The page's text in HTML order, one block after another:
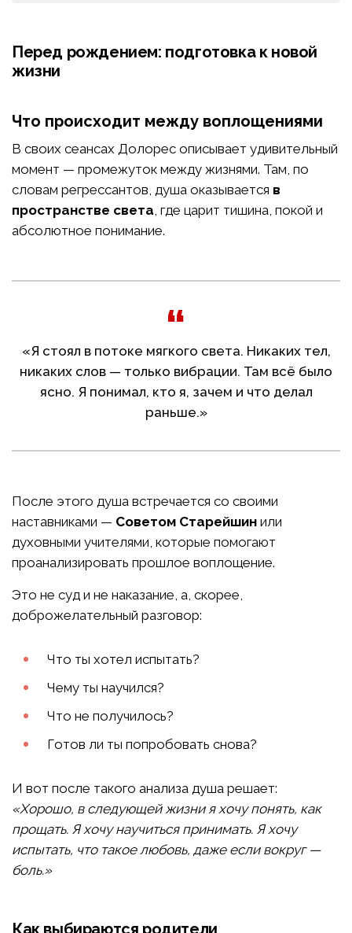
Перед рождением: подготовка к новой
жизни
Что происходит между воплощениями
В своих сеансах Долорес описывает удивительный
момент — промежуток между жизнями. Там, по
словам регрессантов, душа оказывается в
пространстве света, где царит тишина, покой и
абсолютное понимание.
«Я стоял в потоке мягкого света. Никаких тел,
никаких слов — только вибрации. Там всё было
ясно. Я понимал, кто я, зачем и что делал
раньше.»
После этого душа встречается со своими
наставниками — Советом Старейшин или
духовными учителями, которые помогают
проанализировать прошлое воплощение.
Это не суд и не наказание, а, скорее,
доброжелательный разговор:
Что ты хотел испытать?
Чему ты научился?
Что не получилось?
Готов ли ты попробовать снова?
И вот после такого анализа душа решает:
«Хорошо, в следующей жизни я хочу понять, как
прощать. Я хочу научиться принимать. Я хочу
испытать, что такое любовь, даже если вокруг —
боль.»
Как выбираются родители